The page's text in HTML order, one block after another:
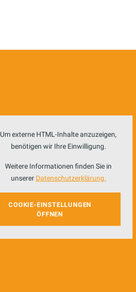
Um externe HTML-Inhalte anzuzeigen,
benötigen wir Ihre Einwilligung.
Weitere Informationen finden Sie in
unserer Datenschutzerklärung.
COOKIE-EINSTELLUNGEN
ÖFFNEN